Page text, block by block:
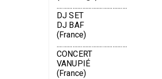
............................................
DJ SET
DJ BAF
(France)
............................................
CONCERT
VANUPIÉ
(France)